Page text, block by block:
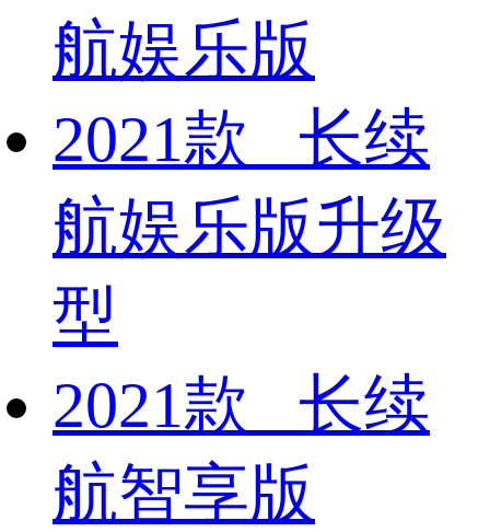
航娱乐版
2021款 长续
航娱乐版升级
型
2021款 长续
航智享版